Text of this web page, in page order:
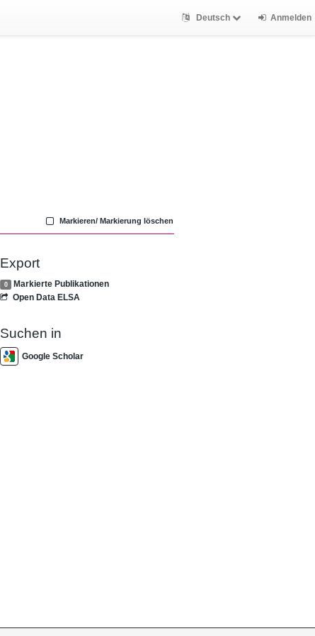
Deutsch Anmelden
Markieren/ Markierung löschen
Export
0
Markierte Publikationen
Open Data ELSA
Suchen in
Google Scholar